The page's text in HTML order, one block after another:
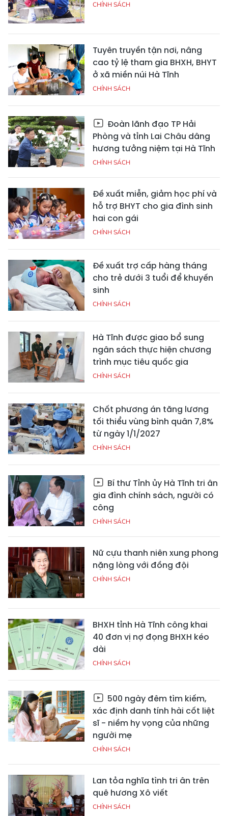
CHÍNH SÁCH
Tuyên truyền tận nơi, nâng
cao tỷ lệ tham gia BHXH, BHYT
ở xã miền núi Hà Tĩnh
CHÍNH SÁCH
Đoàn lãnh đạo TP Hải
Phòng và tỉnh Lai Châu dâng
hương tưởng niệm tại Hà Tĩnh
CHÍNH SÁCH
Đề xuất miễn, giảm học phí và
hỗ trợ BHYT cho gia đình sinh
hai con gái
CHÍNH SÁCH
Đề xuất trợ cấp hàng tháng
cho trẻ dưới 3 tuổi để khuyến
sinh
CHÍNH SÁCH
Hà Tĩnh được giao bổ sung
ngân sách thực hiện chương
trình mục tiêu quốc gia
CHÍNH SÁCH
Chốt phương án tăng lương
tối thiểu vùng bình quân 7,8%
từ ngày 1/1/2027
CHÍNH SÁCH
Bí thư Tỉnh ủy Hà Tĩnh tri ân
gia đình chính sách, người có
công
CHÍNH SÁCH
Nữ cựu thanh niên xung phong
nặng lòng với đồng đội
CHÍNH SÁCH
BHXH tỉnh Hà Tĩnh công khai
40 đơn vị nợ đọng BHXH kéo
dài
CHÍNH SÁCH
500 ngày đêm tìm kiếm,
xác định danh tính hài cốt liệt
sĩ - niềm hy vọng của những
người mẹ
CHÍNH SÁCH
Lan tỏa nghĩa tình tri ân trên
quê hương Xô viết
CHÍNH SÁCH